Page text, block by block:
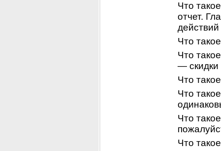
Что
отчет.
Что
Что
— скидки
Что
Что
Что
Что